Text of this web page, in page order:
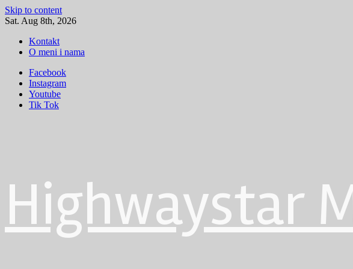
Skip to content
Sat. Aug 8th, 2026
Kontakt
O meni i nama
Facebook
Instagram
Youtube
Tik Tok
Highwaystar